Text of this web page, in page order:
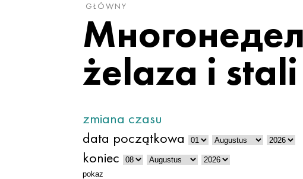
GŁÓWNY
żelaza i
zmiana czasu
data początkowa
koniec
pokaz